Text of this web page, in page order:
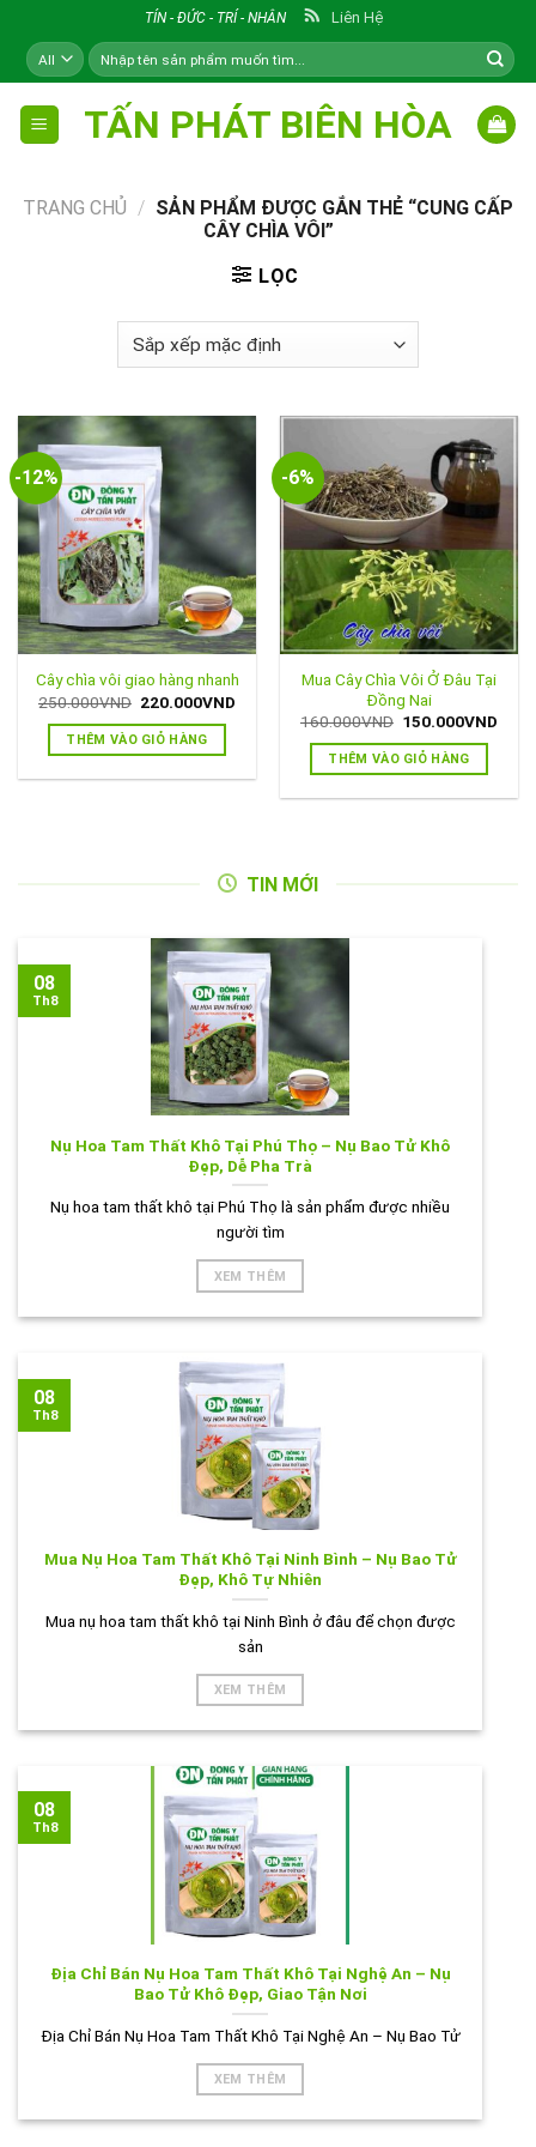
content
TÍN - ĐỨC - TRÍ - NHÂN Liên Hệ
Tìm
kiếm:
TẤN PHÁT BIÊN HÒA
TRANG CHỦ / SẢN PHẨM ĐƯỢC GẮN THẺ “CUNG CẤP
CÂY CHÌA VÔI”
LỌC
-12%
Cây chìa vôi giao hàng nhanh
250.000VND Giá
là:
250.000VND.
220.000VND
THÊM VÀO GIỎ HÀNG
-6%
Mua Cây Chìa Vôi Ở Đâu Tại
Đồng Nai
160.000VND Giá
là:
160.000VND.
150.000VND
THÊM VÀO GIỎ HÀNG
TIN MỚI
Nụ Hoa Tam Thất Khô Tại Phú Thọ – Nụ Bao Tử Khô
Đẹp, Dễ Pha Trà
Nụ hoa tam thất khô tại Phú Thọ là sản phẩm được nhiều
người tìm
XEM THÊM
08
Th8
Mua Nụ Hoa Tam Thất Khô Tại Ninh Bình – Nụ Bao Tử
Đẹp, Khô Tự Nhiên
Mua nụ hoa tam thất khô tại Ninh Bình ở đâu để chọn được
sản
XEM THÊM
08
Th8
Địa Chỉ Bán Nụ Hoa Tam Thất Khô Tại Nghệ An – Nụ
Bao Tử Khô Đẹp, Giao Tận Nơi
Địa Chỉ Bán Nụ Hoa Tam Thất Khô Tại Nghệ An – Nụ Bao Tử
XEM THÊM
08
Th8